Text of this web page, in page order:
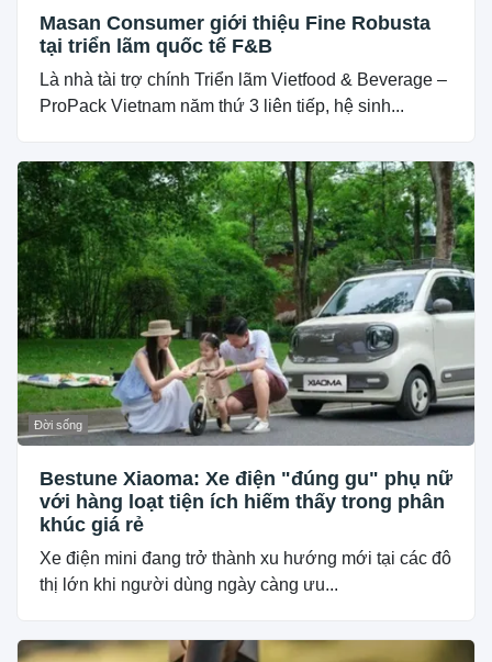
Masan Consumer giới thiệu Fine Robusta
tại triển lãm quốc tế F&B
Là nhà tài trợ chính Triển lãm Vietfood & Beverage –
ProPack Vietnam năm thứ 3 liên tiếp, hệ sinh...
Đời sống
Bestune Xiaoma: Xe điện "đúng gu" phụ nữ
với hàng loạt tiện ích hiếm thấy trong phân
khúc giá rẻ
Xe điện mini đang trở thành xu hướng mới tại các đô
thị lớn khi người dùng ngày càng ưu...